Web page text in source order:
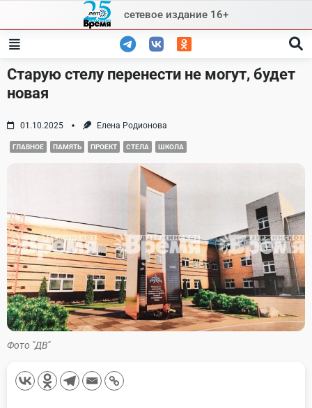
content
сетевое издание 16+
Старую стелу перенести не могут, будет
новая
01.10.2025 Елена Родионова
ГЛАВНОЕ ПАМЯТЬ ПРОЕКТ СТЕЛА ШКОЛА
Фото "ДВ"